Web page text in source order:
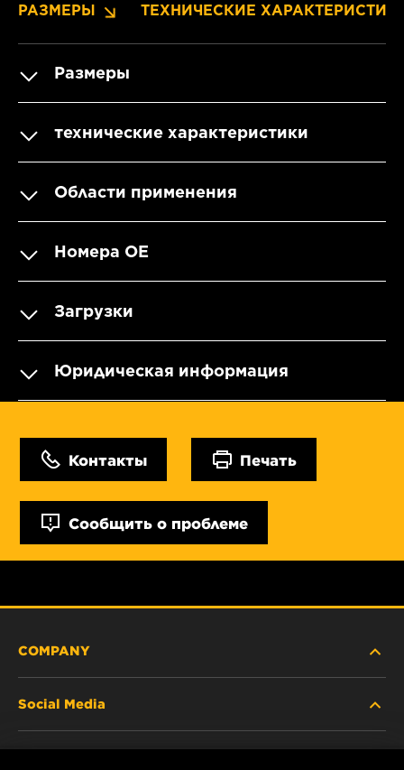
РАЗМЕРЫ ТЕХНИЧЕСКИЕ
Размеры
технические характеристики
Области применения
Номера OE
Загрузки
Юридическая информация
Контакты Печать
Сообщить о проблеме
COMPANY
Social Media